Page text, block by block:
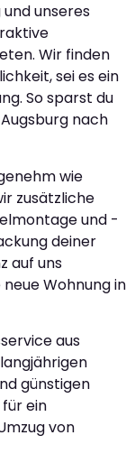
unseres
Wir finden
sei es ein
So sparst du
nach
wie
zusätzliche
und -
deiner
auf uns
Wohnung in
aus
günstigen
ein
von